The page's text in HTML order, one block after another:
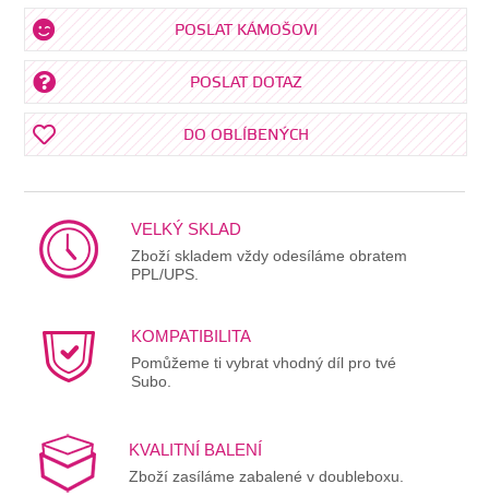
POSLAT KÁMOŠOVI
POSLAT DOTAZ
DO OBLÍBENÝCH
VELKÝ SKLAD
Zboží skladem vždy odesíláme obratem
PPL/UPS.
KOMPATIBILITA
Pomůžeme ti vybrat vhodný díl pro tvé
Subo.
KVALITNÍ BALENÍ
Zboží zasíláme zabalené v doubleboxu.